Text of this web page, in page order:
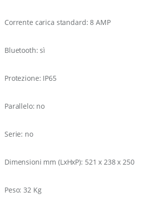
Corrente carica standard: 8 AMP
Bluetooth: sì
Protezione: IP65
Parallelo: no
Serie: no
Dimensioni mm (LxHxP): 521 x 238 x 250
Peso: 32 Kg